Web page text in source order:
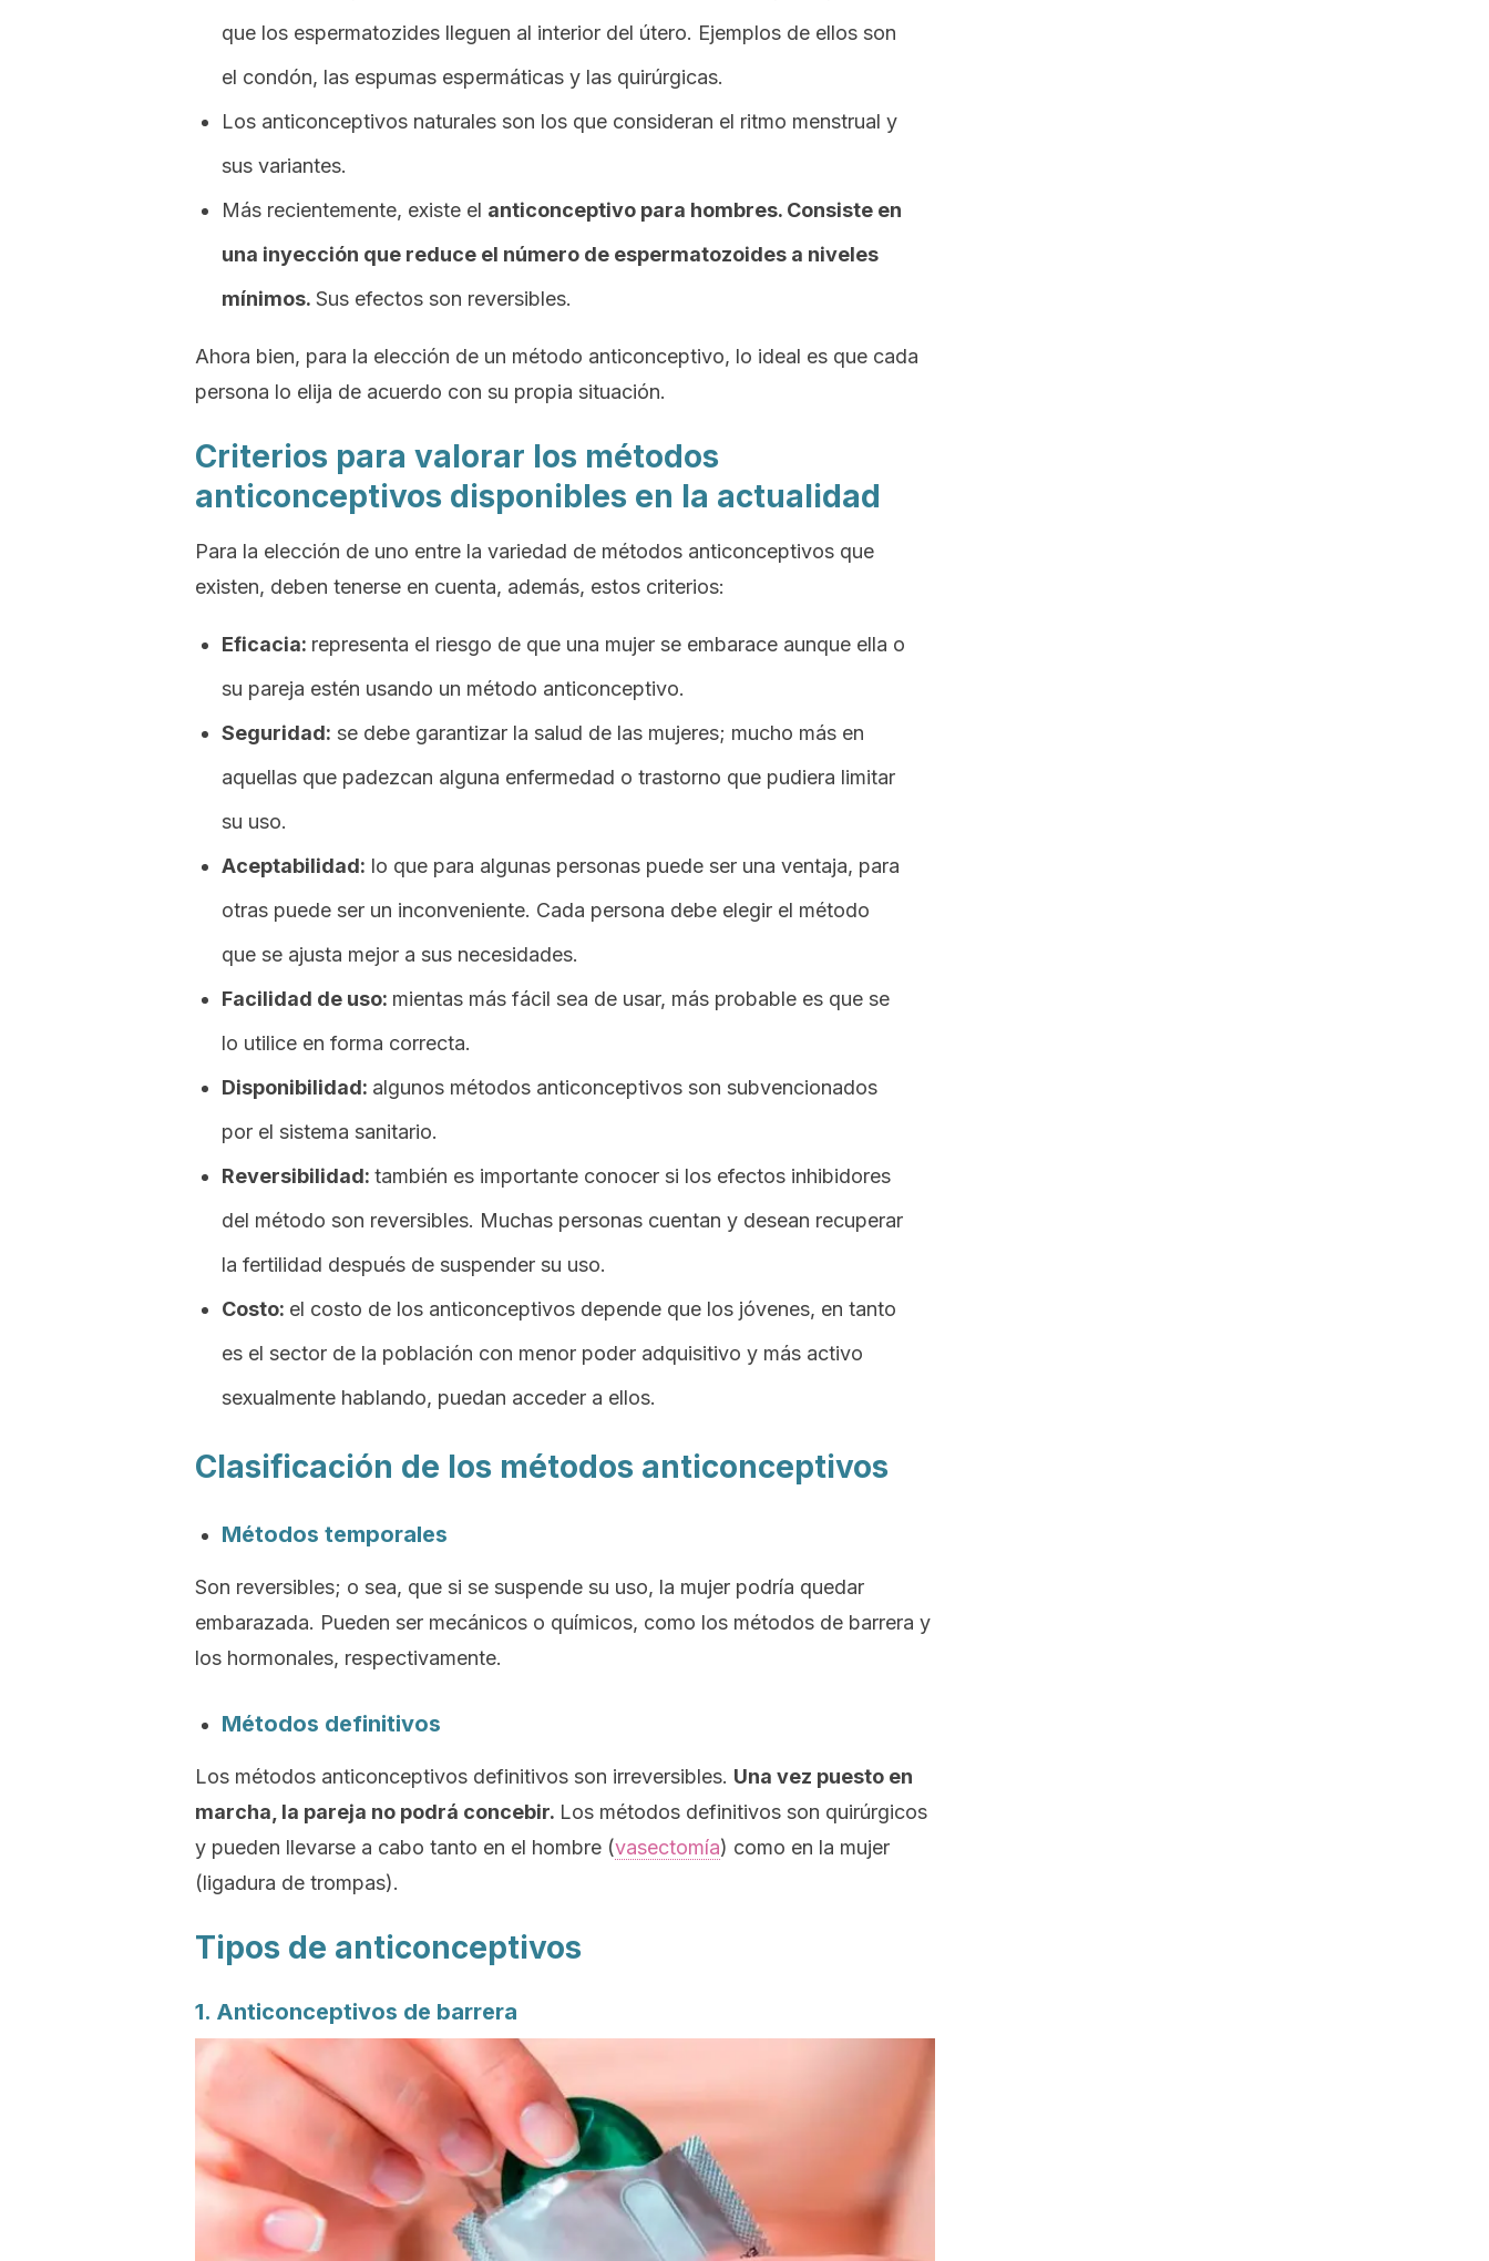
que los espermatozides lleguen al interior del útero. Ejemplos de ellos son
el condón, las espumas espermáticas y las quirúrgicas.
Los anticonceptivos naturales son los que consideran el ritmo menstrual y
sus variantes.
Más recientemente, existe el anticonceptivo para hombres. Consiste en
una inyección que reduce el número de espermatozoides a niveles
mínimos. Sus efectos son reversibles.
Ahora bien, para la elección de un método anticonceptivo, lo ideal es que cada
persona lo elija de acuerdo con su propia situación.
Criterios para valorar los métodos
anticonceptivos disponibles en la actualidad
Para la elección de uno entre la variedad de métodos anticonceptivos que
existen, deben tenerse en cuenta, además, estos criterios:
Eficacia: representa el riesgo de que una mujer se embarace aunque ella o
su pareja estén usando un método anticonceptivo.
Seguridad: se debe garantizar la salud de las mujeres; mucho más en
aquellas que padezcan alguna enfermedad o trastorno que pudiera limitar
su uso.
Aceptabilidad: lo que para algunas personas puede ser una ventaja, para
otras puede ser un inconveniente. Cada persona debe elegir el método
que se ajusta mejor a sus necesidades.
Facilidad de uso: mientas más fácil sea de usar, más probable es que se
lo utilice en forma correcta.
Disponibilidad: algunos métodos anticonceptivos son subvencionados
por el sistema sanitario.
Reversibilidad: también es importante conocer si los efectos inhibidores
del método son reversibles. Muchas personas cuentan y desean recuperar
la fertilidad después de suspender su uso.
Costo: el costo de los anticonceptivos depende que los jóvenes, en tanto
es el sector de la población con menor poder adquisitivo y más activo
sexualmente hablando, puedan acceder a ellos.
Clasificación de los métodos anticonceptivos
Métodos temporales
Son reversibles; o sea, que si se suspende su uso, la mujer podría quedar
embarazada. Pueden ser mecánicos o químicos, como los métodos de barrera y
los hormonales, respectivamente.
Métodos definitivos
Los métodos anticonceptivos definitivos son irreversibles. Una vez puesto en
marcha, la pareja no podrá concebir. Los métodos definitivos son quirúrgicos
y pueden llevarse a cabo tanto en el hombre (vasectomía) como en la mujer
(ligadura de trompas).
Tipos de anticonceptivos
1. Anticonceptivos de barrera